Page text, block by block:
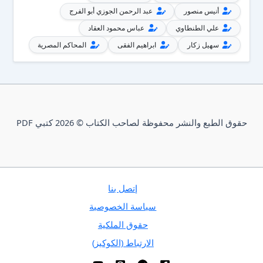
أنيس منصور
عبد الرحمن الجوزي أبو الفرج
علي الطنطاوي
عباس محمود العقاد
سهيل زكار
ابراهيم الفقى المحاكم المصرية
حقوق الطبع والنشر محفوظة لصاحب الكتاب © 2026 كتبي PDF
إتصل بنا
سياسة الخصوصية
حقوق الملكية
الارتباط (الكوكيز)